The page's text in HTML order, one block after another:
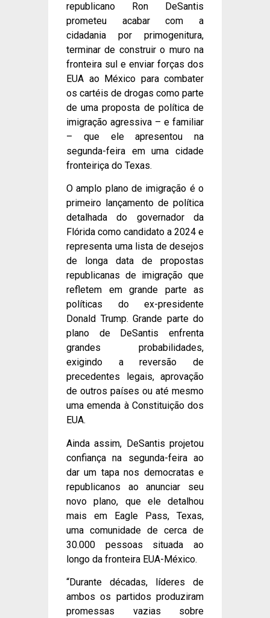
republicano Ron DeSantis
prometeu acabar com a
cidadania por primogenitura,
terminar de construir o muro na
fronteira sul e enviar forças dos
EUA ao México para combater
os cartéis de drogas como parte
de uma proposta de política de
imigração agressiva – e familiar
– que ele apresentou na
segunda-feira em uma cidade
fronteiriça do Texas.
O amplo plano de imigração é o
primeiro lançamento de política
detalhada do governador da
Flórida como candidato a 2024 e
representa uma lista de desejos
de longa data de propostas
republicanas de imigração que
refletem em grande parte as
políticas do ex-presidente
Donald Trump. Grande parte do
plano de DeSantis enfrenta
grandes probabilidades,
exigindo a reversão de
precedentes legais, aprovação
de outros países ou até mesmo
uma emenda à Constituição dos
EUA.
Ainda assim, DeSantis projetou
confiança na segunda-feira ao
dar um tapa nos democratas e
republicanos ao anunciar seu
novo plano, que ele detalhou
mais em Eagle Pass, Texas,
uma comunidade de cerca de
30.000 pessoas situada ao
longo da fronteira EUA-México.
“Durante décadas, líderes de
ambos os partidos produziram
promessas vazias sobre